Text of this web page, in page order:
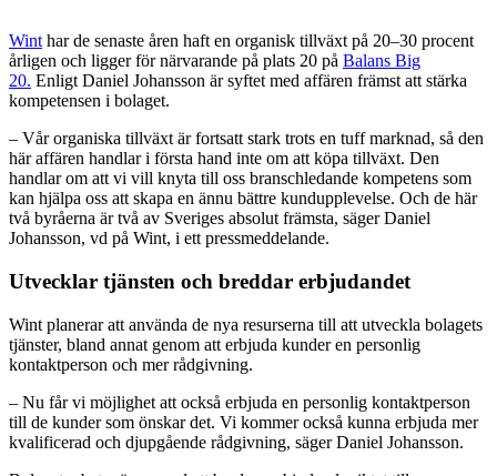
Wint har de senaste åren haft en organisk tillväxt på 20–30 procent
årligen och ligger för närvarande på plats 20 på Balans Big
20. Enligt Daniel Johansson är syftet med affären främst att stärka
kompetensen i bolaget.
– Vår organiska tillväxt är fortsatt stark trots en tuff marknad, så den
här affären handlar i första hand inte om att köpa tillväxt. Den
handlar om att vi vill knyta till oss branschledande kompetens som
kan hjälpa oss att skapa en ännu bättre kundupplevelse. Och de här
två byråerna är två av Sveriges absolut främsta, säger Daniel
Johansson, vd på Wint, i ett pressmeddelande.
Utvecklar tjänsten och breddar erbjudandet
Wint planerar att använda de nya resurserna till att utveckla bolagets
tjänster, bland annat genom att erbjuda kunder en personlig
kontaktperson och mer rådgivning.
– Nu får vi möjlighet att också erbjuda en personlig kontaktperson
till de kunder som önskar det. Vi kommer också kunna erbjuda mer
kvalificerad och djupgående rådgivning, säger Daniel Johansson.